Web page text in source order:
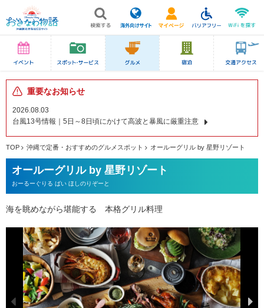
重要なお知らせ
2026.08.03
台風13号情報｜5日～8日頃にかけて高波と暴風に厳重注意
TOP 沖縄で定番・おすすめのグルメスポット オールーグリル by 星野リゾート
オールーグリル by 星野リゾート
おーるーぐりる ばい ほしのりぞーと
海を眺めながら堪能する 本格グリル料理